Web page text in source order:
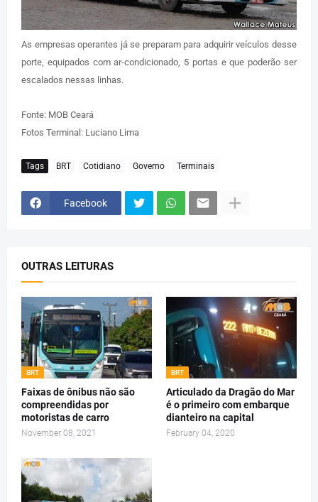
As empresas operantes já se preparam para adquirir veículos desse
porte, equipados com ar-condicionado, 5 portas e que poderão ser
escalados nessas linhas.
Fonte: MOB Ceará
Fotos Terminal: Luciano Lima
Tags BRT Cotidiano Governo Terminais
Facebook
OUTRAS LEITURAS
BRT
Faixas de ônibus não são
compreendidas por
motoristas de carro
November 08, 2021
BRT
Articulado da Dragão do Mar
é o primeiro com embarque
dianteiro na capital
February 04, 2020